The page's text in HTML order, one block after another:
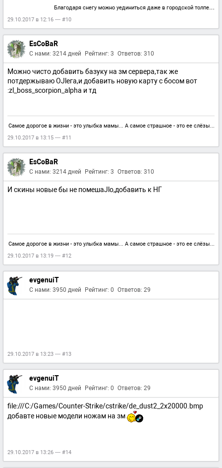
Благодаря снегу можно уединиться даже в городской толпе…
29.10.2017 в 12:16 — #10
EsCoBaR
С нами: 3214 дней Рейтинг: 3 Ответов: 310
Можно чисто добавить базуку на зм сервера,так же
потдержываю ОJlега,и добавить новую карту с босом вот
:zl_boss_scorpion_alpha и тд
Самое дорогое в жизни - это улыбка мамы... А самое страшное - это ее слёзы...
29.10.2017 в 13:15 — #11
EsCoBaR
С нами: 3214 дней Рейтинг: 3 Ответов: 310
И скины новые бы не помешаJlо,добавить к НГ
Самое дорогое в жизни - это улыбка мамы... А самое страшное - это ее слёзы...
29.10.2017 в 13:19 — #12
evgenuiT
С нами: 3950 дней Рейтинг: 0 Ответов: 29
29.10.2017 в 13:23 — #13
evgenuiT
С нами: 3950 дней Рейтинг: 0 Ответов: 29
file:///C:/Games/Counter-Strike/cstrike/de_dust2_2x20000.bmp
добавте новые модели ножам на зм
29.10.2017 в 13:26 — #14